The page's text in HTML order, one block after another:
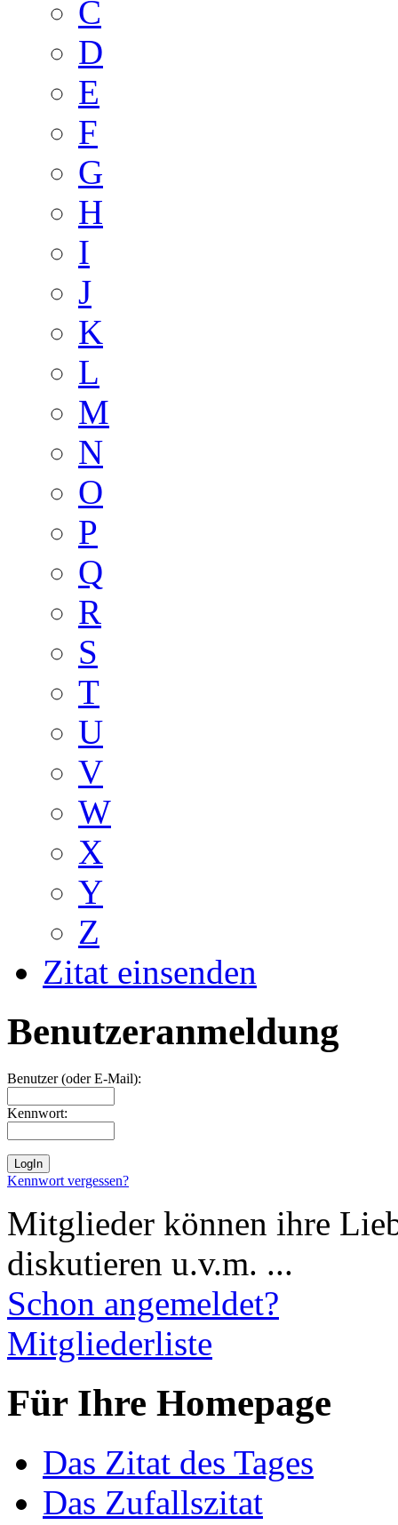
C
D
E
F
G
H
I
J
K
L
M
N
O
P
Q
R
S
T
U
V
W
X
Y
Z
Zitat einsenden
Benutzeranmeldung
Benutzer (oder E-Mail):
Kennwort:
Kennwort vergessen?
Mitglieder können ihre
diskutieren u.v.m. ...
Schon angemeldet?
Mitgliederliste
Für Ihre Homepage
Das Zitat des Tages
Das Zufallszitat